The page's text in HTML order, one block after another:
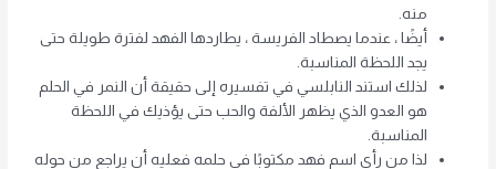
منه.
أيضًا ، عندما يصطاد الفريسة ، يطاردها الفهد لفترة طويلة حتى
يجد اللحظة المناسبة.
لذلك استند النابلسي في تفسيره إلى حقيقة أن النمر في الحلم
هو العدو الذي يظهر الألفة والحب حتى يؤذيك في اللحظة
المناسبة.
لذا من رأى اسم فهد مكتوبًا في حلمه فعليه أن يراجع من حوله